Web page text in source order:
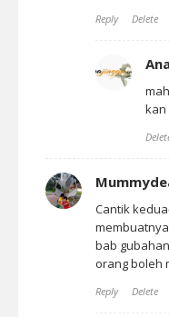
Reply Delete
kan
Cantik
bab
orang boleh
Reply Delete